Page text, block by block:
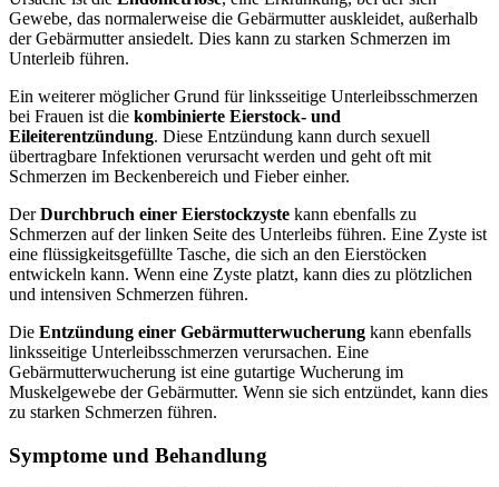
Gewebe, das normalerweise die Gebärmutter auskleidet, außerhalb
der Gebärmutter ansiedelt. Dies kann zu starken Schmerzen im
Unterleib führen.
Ein weiterer möglicher Grund für linksseitige Unterleibsschmerzen
bei Frauen ist die kombinierte Eierstock- und
Eileiterentzündung. Diese Entzündung kann durch sexuell
übertragbare Infektionen verursacht werden und geht oft mit
Schmerzen im Beckenbereich und Fieber einher.
DerDurchbruch einer Eierstockzyste kann ebenfalls zu
Schmerzen auf der linken Seite des Unterleibs führen. Eine Zyste ist
eine flüssigkeitsgefüllte Tasche, die sich an den Eierstöcken
entwickeln kann. Wenn eine Zyste platzt, kann dies zu plötzlichen
und intensiven Schmerzen führen.
Die Entzündung einer Gebärmutterwucherung kann ebenfalls
linksseitige Unterleibsschmerzen verursachen. Eine
Gebärmutterwucherung ist eine gutartige Wucherung im
Muskelgewebe der Gebärmutter. Wenn sie sich entzündet, kann dies
zu starken Schmerzen führen.
Symptome und Behandlung